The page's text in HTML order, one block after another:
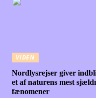
VIDEN
Nordlysrejser giver
et af naturens mest
fænomener